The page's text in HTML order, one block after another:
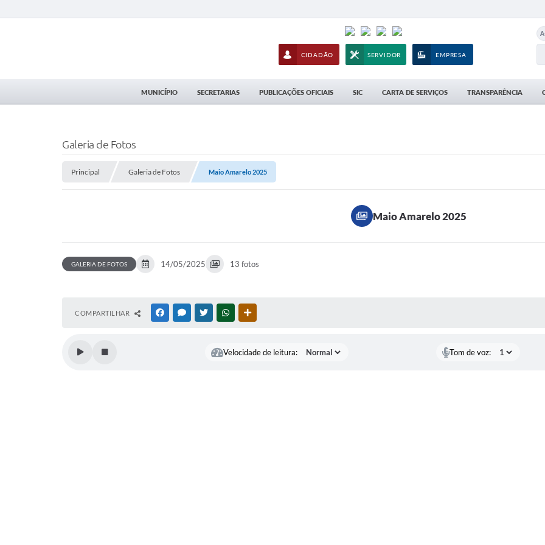
CIDADÃO SERVIDOR EMPRESA
MUNICÍPIO SECRETARIAS PUBLICAÇÕES OFICIAIS SIC CARTA DE SERVIÇOS TRANSPARÊNCIA
Galeria de Fotos
Principal Galeria de Fotos Maio Amarelo 2025
Maio Amarelo 2025
GALERIA DE FOTOS 14/05/2025 13 fotos
COMPARTILHAR FACEBOOKMESSENGER
TWITTERWHATSAPP
Velocidade de leitura: Tom de voz: